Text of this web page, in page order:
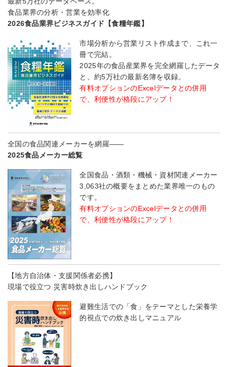
食品業界の分析・営業を効率化
2026食品業界ビジネスガイド【食糧年鑑】
市場分析から営業リスト作成まで、これ一
冊で完結。
2025年の食品産業界を完全網羅したデータ
と、約5万社の最新名簿を収録。
有料オプションのExcelデータとの併用
で、利便性が格段にアップ！
全国の食品関連メーカーを網羅――
2025食品メーカー総覧
全国食品・酒類・機械・資材関連メーカー
3,063社の概要をまとめた業界唯一のもの
です。
有料オプションのExcelデータとの併用
で、利便性が格段にアップ！
【地方自治体・支援関係者必携】
現場で役立つ 災害時炊き出しハンドブック
避難生活での「食」をテーマとした栄養学
的視点での炊き出しマニュアル